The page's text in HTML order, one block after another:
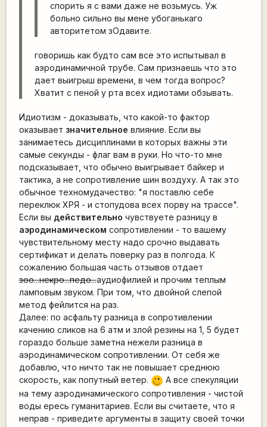
спорить я с вами даже не возьмусь. Уж
больно сильно вы мене убоганькаго
авторитетом зОдавите.
говоришь как будто сам все это испытывал в
аэродинамичной трубе. Сам признаешь что это
дает выигрыш времени, в чем тогда вопрос?
Хватит с пеной у рта всех идиотами обзывать.
Идиотизм - доказывать, что какой-то фактор
оказывает значительное влияние. Если вы
занимаетесь дисциплинами в которых важны эти
самые секунды - флаг вам в руки. Но что-то мне
подсказывает, что обычно выигрывает байкер и
тактика, а не сопротивление шин воздуху. А так это
обычное техномудачество: "я поставлю себе
переклюк ХРЯ - и стопудова всех порву на трассе".
Если вы действительно чувствуете разницу в
аэродинамическом сопротивлении - то вашему
чувствительному месту надо срочно выдавать
сертификат и делать поверку раз в полгода. К
сожалению большая часть отзывов отдает
зоо...некро...педо...аудиофилией и прочим теплым
ламповым звуком. При том, что двойной слепой
метод фейлится на раз.
Далее: по асфальту разница в сопротивлении
качению сликов на 6 атм и злой резины на 1, 5 будет
гораздо больше заметна нежели разница в
аэродинамическом сопротивлении. От себя же
добавлю, что ничто так не повышает среднюю
скорость, как попутный ветер.
;)
А все спекуляции
на тему аэродинамического сопротивления - чистой
воды ересь гуманитариев. Если вы считаете, что я
неправ - приведите аргументы в защиту своей точки